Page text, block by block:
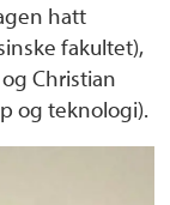
hatt
fakultet),
Christian
og teknologi).